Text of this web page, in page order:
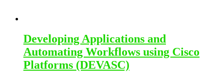
Developing Applications and
Automating Workflows using Cisco
Platforms (DEVASC)